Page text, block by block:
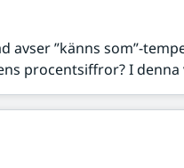
avser ”känns som”-
procentsiffror? I denna